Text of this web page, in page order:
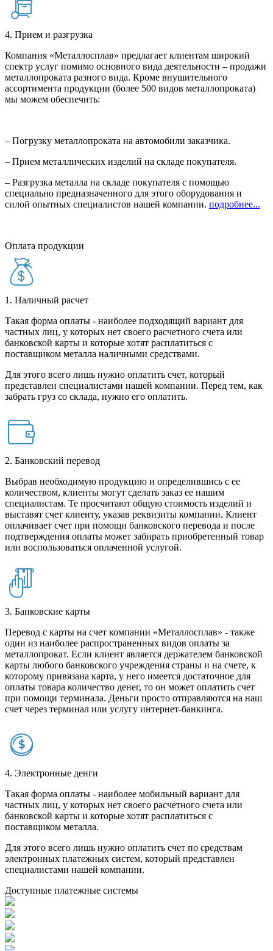
4. Прием и разгрузка
Компания «Металлосплав» предлагает клиентам широкий
спектр услуг помимо основного вида деятельности – продажи
металлопроката разного вида. Кроме внушительного
ассортимента продукции (более 500 видов металлопроката)
мы можем обеспечить:
– Погрузку металлопроката на автомобили заказчика.
– Прием металлических изделий на складе покупателя.
– Разгрузка металла на складе покупателя с помощью
специально предназначенного для этого оборудования и
силой опытных специалистов нашей компании. подробнее...
Оплата продукции
1. Наличный расчет
Такая форма оплаты - наиболее подходящий вариант для
частных лиц, у которых нет своего расчетного счета или
банковской карты и которые хотят расплатиться с
поставщиком металла наличными средствами.
Для этого всего лишь нужно оплатить счет, который
представлен специалистами нашей компании. Перед тем, как
забрать груз со склада, нужно его оплатить.
2. Банковский перевод
Выбрав необходимую продукцию и определившись с ее
количеством, клиенты могут сделать заказ ее нашим
специалистам. Те просчитают общую стоимость изделий и
выставят счет клиенту, указав реквизиты компании. Клиент
оплачивает счет при помощи банковского перевода и после
подтверждения оплаты может забирать приобретенный товар
или воспользоваться оплаченной услугой.
3. Банковские карты
Перевод с карты на счет компании «Металлосплав» - также
один из наиболее распространенных видов оплаты за
металлопрокат. Если клиент является держателем банковской
карты любого банковского учреждения страны и на счете, к
которому привязана карта, у него имеется достаточное для
оплаты товара количество денег, то он может оплатить счет
при помощи терминала. Деньги просто отправляются на наш
счет через терминал или услугу интернет-банкинга.
4. Электронные денги
Такая форма оплаты - наиболее мобильный вариант для
частных лиц, у которых нет своего расчетного счета или
банковской карты и которые хотят расплатиться с
поставщиком металла.
Для этого всего лишь нужно оплатить счет по средствам
электронных платежных систем, который представлен
специалистами нашей компании.
Доступные платежные системы